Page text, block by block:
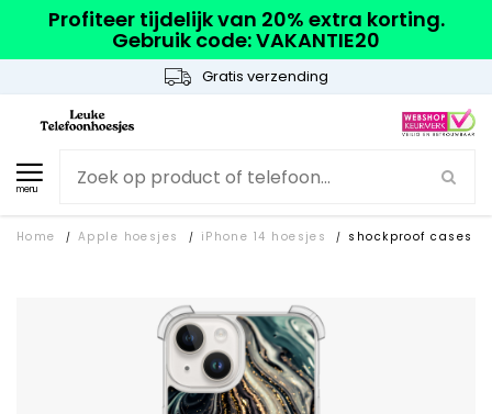
Profiteer tijdelijk van 20% extra korting.
Gebruik code: VAKANTIE20
Gratis verzending
menu
Home / Apple hoesjes / iPhone 14 hoesjes / shockproof cases